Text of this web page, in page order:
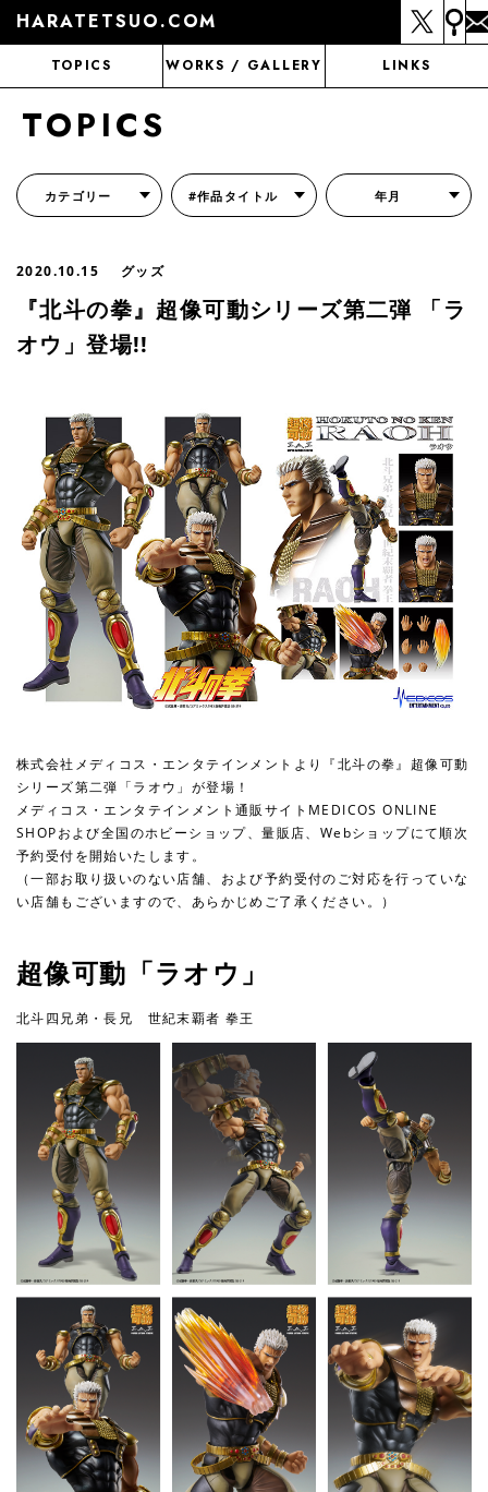
HARATETSUO.COM
TOPICS WORKS / GALLERY LINKS
TOPICS
カテゴリー #作品タイトル 年月
2020.10.15 グッズ
『北斗の拳』超像可動シリーズ第二弾 「ラ
オウ」登場!!
株式会社メディコス・エンタテインメントより『北斗の拳』超像可動
シリーズ第二弾「ラオウ」が登場！
メディコス・エンタテインメント通販サイトMEDICOS ONLINE
SHOPおよび全国のホビーショップ、量販店、Webショップにて順次
予約受付を開始いたします。
（一部お取り扱いのない店舗、および予約受付のご対応を行っていな
い店舗もございますので、あらかじめご了承ください。）
超像可動「ラオウ」
北斗四兄弟・長兄 世紀末覇者 拳王